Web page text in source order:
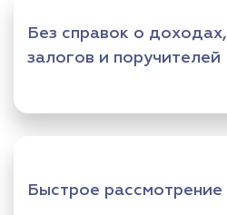
Без справок о доходах,
залогов и поручителей
Быстрое рассмотрение